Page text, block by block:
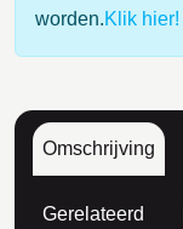
worden.Klik hier!
Omschrijving
Gerelateerd